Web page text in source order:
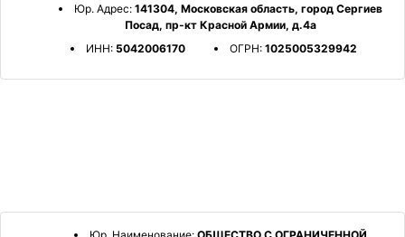
Юр. Адрес: 141304, Московская область, город Сергиев
Посад, пр-кт Красной Армии, д.4а
ИНН:5042006170 ОГРН:1025005329942